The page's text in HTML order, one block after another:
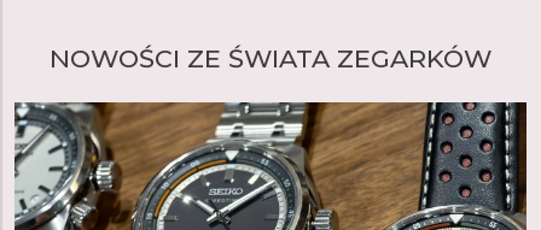
Założyciel Seiko, Kintaro Hattori, urodził się w centrum
założył własną firmę "K. Hattori" zajmującą się hurtową i
detaliczną sprzedażą zegarków. W 1892 roku założył
własną manufakturę zegarów, a później zegarków, którą
nazwał "Seikosha". W języku japońskim termin "Seiko"
oznacza doskonały, minutowy lub udany, natomiast
NOWOŚCI ZE ŚWIATA ZEGARKÓW